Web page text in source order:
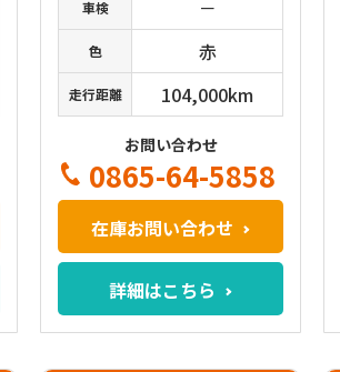
車検 －
色 赤
走行距離 104,000km
お問い合わせ
0865-64-5858
在庫お問い合わせ
詳細はこちら